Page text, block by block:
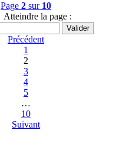
Page 2 sur 10
Atteindre la page :
Précédent
1
2
3
4
5
…
10
Suivant